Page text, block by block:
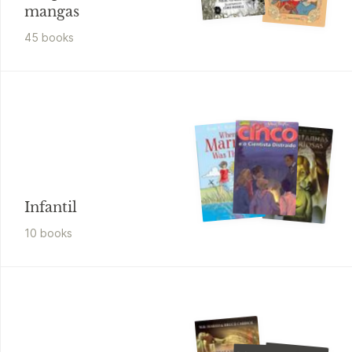
mangas
45 books
Infantil
10 books